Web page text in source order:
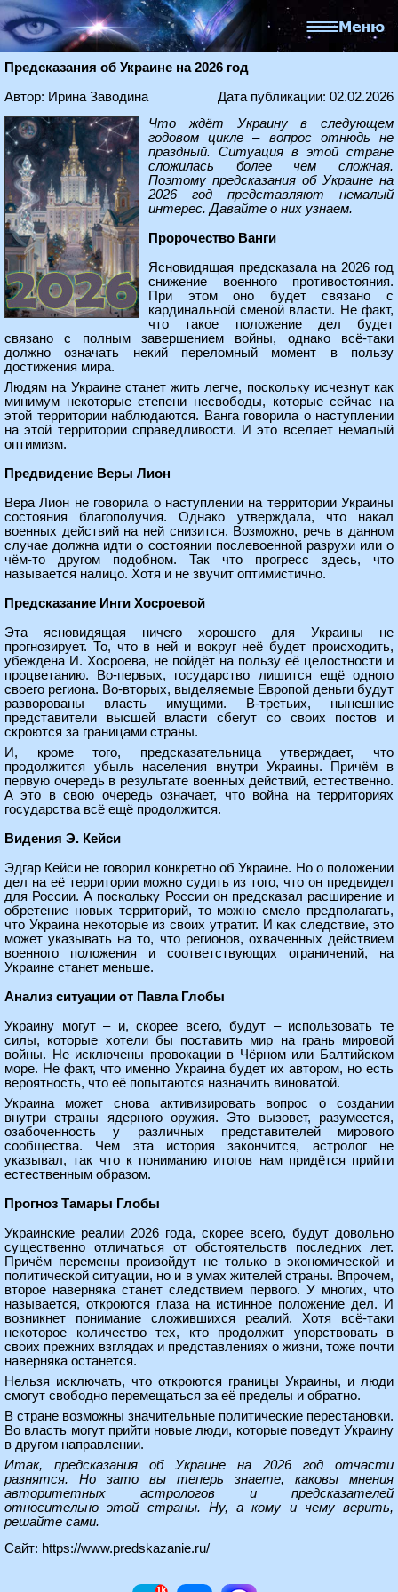
Предсказания об Украине на 2026 год
Автор: Ирина Заводина
Дата публикации: 02.02.2026
Что ждёт Украину в следующем
годовом цикле – вопрос отнюдь не
праздный. Ситуация в этой стране
сложилась более чем сложная.
Поэтому предсказания об Украине на
2026 год представляют немалый
интерес. Давайте о них узнаем.
Пророчество Ванги
Ясновидящая предсказала на 2026 год
снижение военного противостояния.
При этом оно будет связано с
кардинальной сменой власти. Не факт,
что такое положение дел будет
связано с полным завершением войны, однако всё-таки
должно означать некий переломный момент в пользу
достижения мира.
Людям на Украине станет жить легче, поскольку исчезнут как
минимум некоторые степени несвободы, которые сейчас на
этой территории наблюдаются. Ванга говорила о наступлении
на этой территории справедливости. И это вселяет немалый
оптимизм.
Предвидение Веры Лион
Вера Лион не говорила о наступлении на территории Украины
состояния благополучия. Однако утверждала, что накал
военных действий на ней снизится. Возможно, речь в данном
случае должна идти о состоянии послевоенной разрухи или о
чём-то другом подобном. Так что прогресс здесь, что
называется налицо. Хотя и не звучит оптимистично.
Предсказание Инги Хосроевой
Эта ясновидящая ничего хорошего для Украины не
прогнозирует. То, что в ней и вокруг неё будет происходить,
убеждена И. Хосроева, не пойдёт на пользу её целостности и
процветанию. Во-первых, государство лишится ещё одного
своего региона. Во-вторых, выделяемые Европой деньги будут
разворованы власть имущими. В-третьих, нынешние
представители высшей власти сбегут со своих постов и
скроются за границами страны.
И, кроме того, предсказательница утверждает, что
продолжится убыль населения внутри Украины. Причём в
первую очередь в результате военных действий, естественно.
А это в свою очередь означает, что война на территориях
государства всё ещё продолжится.
Видения Э. Кейси
Эдгар Кейси не говорил конкретно об Украине. Но о положении
дел на её территории можно судить из того, что он предвидел
для России. А поскольку России он предсказал расширение и
обретение новых территорий, то можно смело предполагать,
что Украина некоторые из своих утратит. И как следствие, это
может указывать на то, что регионов, охваченных действием
военного положения и соответствующих ограничений, на
Украине станет меньше.
Анализ ситуации от Павла Глобы
Украину могут – и, скорее всего, будут – использовать те
силы, которые хотели бы поставить мир на грань мировой
войны. Не исключены провокации в Чёрном или Балтийском
море. Не факт, что именно Украина будет их автором, но есть
вероятность, что её попытаются назначить виноватой.
Украина может снова активизировать вопрос о создании
внутри страны ядерного оружия. Это вызовет, разумеется,
озабоченность у различных представителей мирового
сообщества. Чем эта история закончится, астролог не
указывал, так что к пониманию итогов нам придётся прийти
естественным образом.
Прогноз Тамары Глобы
Украинские реалии 2026 года, скорее всего, будут довольно
существенно отличаться от обстоятельств последних лет.
Причём перемены произойдут не только в экономической и
политической ситуации, но и в умах жителей страны. Впрочем,
второе наверняка станет следствием первого. У многих, что
называется, откроются глаза на истинное положение дел. И
возникнет понимание сложившихся реалий. Хотя всё-таки
некоторое количество тех, кто продолжит упорствовать в
своих прежних взглядах и представлениях о жизни, тоже почти
наверняка останется.
Нельзя исключать, что откроются границы Украины, и люди
смогут свободно перемещаться за её пределы и обратно.
В стране возможны значительные политические перестановки.
Во власть могут прийти новые люди, которые поведут Украину
в другом направлении.
Итак, предсказания об Украине на 2026 год отчасти
разнятся. Но зато вы теперь знаете, каковы мнения
авторитетных астрологов и предсказателей
относительно этой страны. Ну, а кому и чему верить,
решайте сами.
Сайт: https://www.predskazanie.ru/